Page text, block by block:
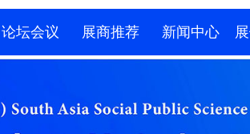
论坛会议 展商推荐 新闻中心